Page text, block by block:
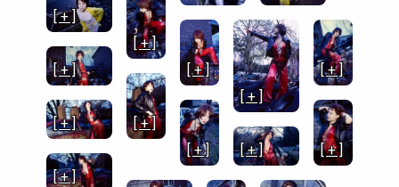
[ + ]
[ + ]
[ + ]
[ + ]
[ + ]
[ + ]
[ + ]
[ + ]
[ + ]
[ + ]
[ + ]
[ + ]